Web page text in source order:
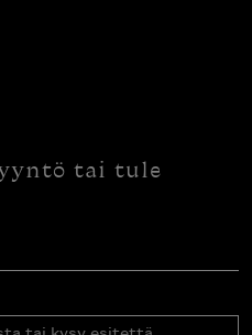
tai tule